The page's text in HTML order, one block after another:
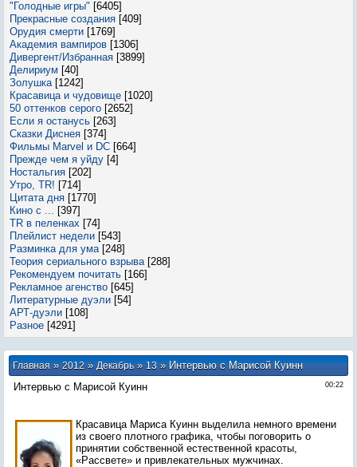
"Голодные игры" [6405]
Прекрасные создания [409]
Орудия смерти [1769]
Академия вампиров [1306]
Дивергент/Избранная [3899]
Делириум [40]
Золушка [1242]
Красавица и чудовище [1020]
50 оттенков серого [2652]
Если я останусь [263]
Сказки Диснея [374]
Фильмы Marvel и DC [664]
Прежде чем я уйду [4]
Ностальгия [202]
Утро, TR! [714]
Цитата дня [1770]
Кино с ... [397]
TR в пеленках [74]
Плейлист недели [543]
Разминка для ума [248]
Теория сериального взрыва [288]
Рекомендуем почитать [166]
Рекламное агенство [645]
Литературные дуэли [54]
АРТ-дуэли [108]
Разное [4291]
Главная»2012 » Декабрь » 13» Интервью с Марисой Куинн
00:22
Интервью с Марисой Куинн
Красавица Мариса Куинн выделила немного времени
из своего плотного графика, чтобы поговорить о
принятии собственной естественной красоты,
«Рассвете» и привлекательных мужчинах.